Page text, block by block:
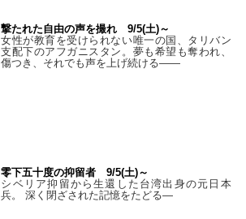
撃たれた自由の声を撮れ 9/5(土)～
女性が教育を受けられない唯一の国、タリバン
支配下のアフガニスタン。夢も希望も奪われ、
傷つき、それでも声を上げ続ける——
零下五十度の抑留者 9/5(土)～
シベリア抑留から生還した台湾出身の元日本
兵。 深く閉ざされた記憶をたどる—